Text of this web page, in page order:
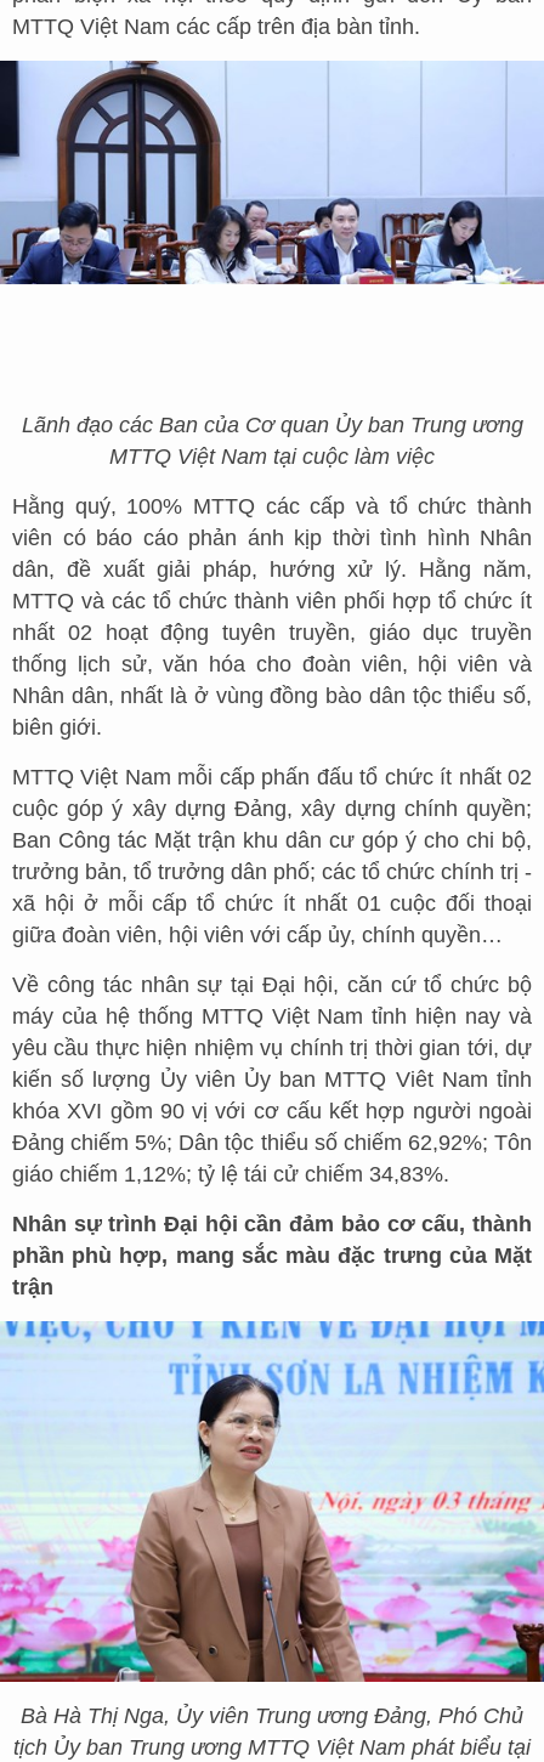
MTTQ Việt Nam các cấp trên địa bàn tỉnh.
Lãnh đạo các Ban của Cơ quan Ủy ban Trung ương
MTTQ Việt Nam tại cuộc làm việc
Hằng quý, 100% MTTQ các cấp và tổ chức thành
viên có báo cáo phản ánh kịp thời tình hình Nhân
dân, đề xuất giải pháp, hướng xử lý. Hằng năm,
MTTQ và các tổ chức thành viên phối hợp tổ chức ít
nhất 02 hoạt động tuyên truyền, giáo dục truyền
thống lịch sử, văn hóa cho đoàn viên, hội viên và
Nhân dân, nhất là ở vùng đồng bào dân tộc thiểu số,
biên giới.
MTTQ Việt Nam mỗi cấp phấn đấu tổ chức ít nhất 02
cuộc góp ý xây dựng Đảng, xây dựng chính quyền;
Ban Công tác Mặt trận khu dân cư góp ý cho chi bộ,
trưởng bản, tổ trưởng dân phố; các tổ chức chính trị -
xã hội ở mỗi cấp tổ chức ít nhất 01 cuộc đối thoại
giữa đoàn viên, hội viên với cấp ủy, chính quyền…
Về công tác nhân sự tại Đại hội, căn cứ tổ chức bộ
máy của hệ thống MTTQ Việt Nam tỉnh hiện nay và
yêu cầu thực hiện nhiệm vụ chính trị thời gian tới, dự
kiến số lượng Ủy viên Ủy ban MTTQ Viêt Nam tỉnh
khóa XVI gồm 90 vị với cơ cấu kết hợp người ngoài
Đảng chiếm 5%; Dân tộc thiểu số chiếm 62,92%; Tôn
giáo chiếm 1,12%; tỷ lệ tái cử chiếm 34,83%.
Nhân sự trình Đại hội cần đảm bảo cơ cấu, thành
phần phù hợp, mang sắc màu đặc trưng của Mặt
trận
Bà Hà Thị Nga, Ủy viên Trung ương Đảng, Phó Chủ
tịch Ủy ban Trung ương MTTQ Việt Nam phát biểu tại